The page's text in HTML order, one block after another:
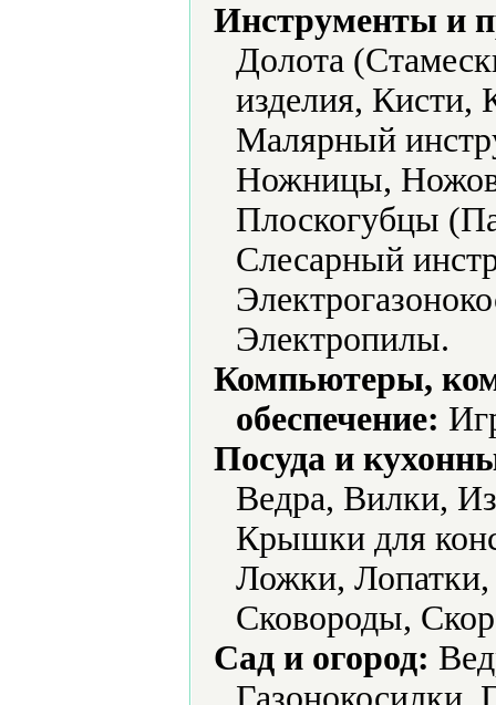
Инструменты и
Долота
изделия, Кисти,
Малярный
Ножницы,
Плоскогубцы
Слесарный
Электропилы.
Компьютеры,
обеспечение:
Посуда и
Ведра, Вилки,
Крышки для
Ложки,
Сковороды,
Сад и огород: